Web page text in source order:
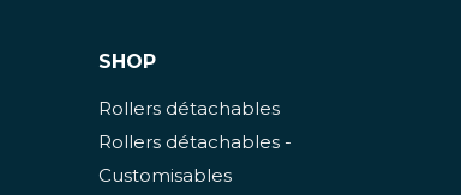
SHOP
Rollers détachables
Rollers détachables -
Customisables